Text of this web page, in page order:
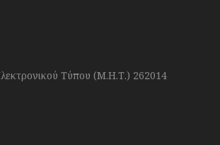
Τύπου (Μ.Η.Τ.) 262014